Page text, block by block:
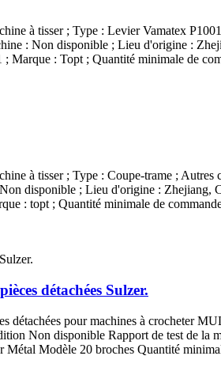
à tisser ; Type : Levier Vamatex
: Non disponible ; Lieu d'origine :
: Topt ; Quantité minimale de
à tisser ; Type : Coupe-trame ;
disponible ; Lieu d'origine : Zhejiang,
: topt ; Quantité minimale de
détachées Sulzer.
détachées pour machines à crocheter
Non disponible Rapport de test de la
Modèle 20 broches Quantité